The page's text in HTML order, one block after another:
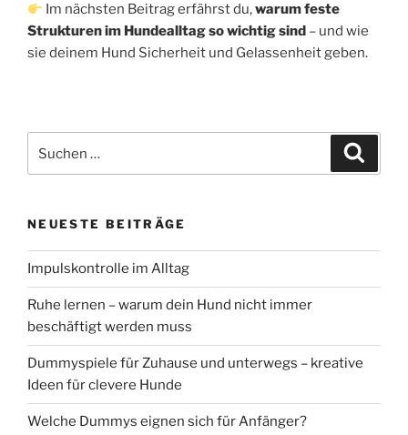
Im nächsten Beitrag erfährst du,warum feste
Strukturen im Hundealltag so wichtig sind – und wie
sie deinem Hund Sicherheit und Gelassenheit geben.
nach:
NEUESTE BEITRÄGE
Impulskontrolle im Alltag
Ruhe lernen – warum dein Hund nicht immer
beschäftigt werden muss
Dummyspiele für Zuhause und unterwegs – kreative
Ideen für clevere Hunde
Welche Dummys eignen sich für Anfänger?